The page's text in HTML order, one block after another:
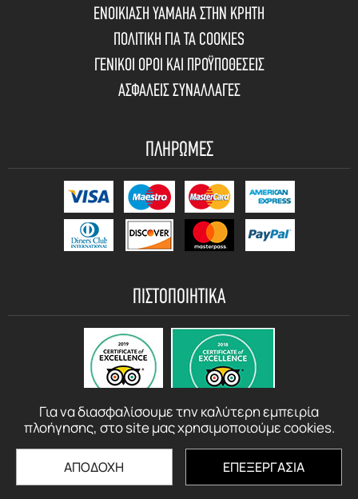
Για να διασφαλίσουμε την καλύτερη εμπειρία
πλοήγησης, στο site μας χρησιμοποιούμε cookies.
ΑΠΟΔΟΧΗ ΕΠΕΞΕΡΓΑΣΙΑ
ΕΝΟΙΚΙΑΣΗ YAMAHA ΣΤΗΝ ΚΡΗΤΗ
ΠΟΛΙΤΙΚΗ ΓΙΑ ΤΑ COOKIES
ΓΕΝΙΚΟΙ ΟΡΟΙ ΚΑΙ ΠΡΟΫΠΟΘΕΣΕΙΣ
ΑΣΦΑΛΕΙΣ ΣΥΝΑΛΛΑΓΕΣ
ΠΛΗΡΩΜΕΣ
ΠΙΣΤΟΠΟΙΗΤΙΚΑ
© motorbikerentalcrete.com - 2021 - 2026 All rights reserved